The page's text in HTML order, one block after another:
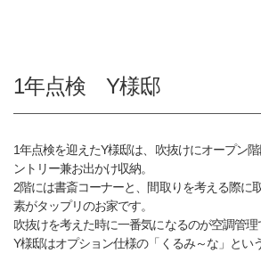
1年点検 Y様邸
1年点検を迎えたY様邸は、吹抜けにオープン
ントリー兼お出かけ収納。
2階には書斎コーナーと、間取りを考える際に
素がタップリのお家です。
吹抜けを考えた時に一番気になるのが空調管理
Y様邸はオプション仕様の「くるみ～な」とい